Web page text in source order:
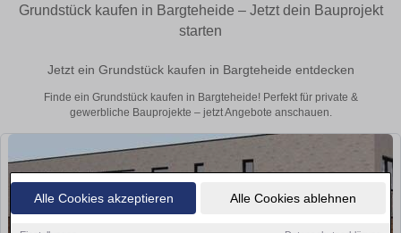
Alle Cookies akzeptieren Alle Cookies ablehnen
Grundstück kaufen in Bargteheide – Jetzt dein Bauprojekt
starten
Jetzt ein Grundstück kaufen in Bargteheide entdecken
Finde ein Grundstück kaufen in Bargteheide! Perfekt für private &
gewerbliche Bauprojekte – jetzt Angebote anschauen.